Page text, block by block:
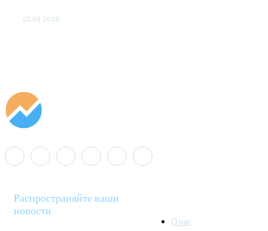
03.08.2026
Распространяйте ваши
новости
О нас